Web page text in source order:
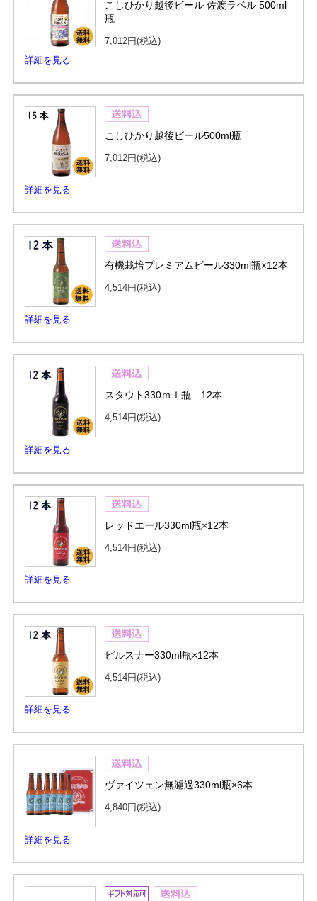
詳細を見る
こしひかり越後ビール 佐渡ラベル 500ml
瓶
7,012円(税込)
詳細を見る
こしひかり越後ビール500ml瓶
7,012円(税込)
詳細を見る
有機栽培プレミアムビール330ml瓶×12本
4,514円(税込)
詳細を見る
スタウト330ｍｌ瓶 12本
4,514円(税込)
詳細を見る
レッドエール330ml瓶×12本
4,514円(税込)
詳細を見る
ピルスナー330ml瓶×12本
4,514円(税込)
詳細を見る
ヴァイツェン無濾過330ml瓶×6本
4,840円(税込)